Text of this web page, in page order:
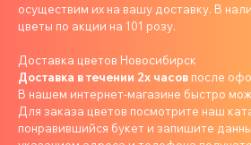
осуществим их на вашу доставку. В
цветы по акции на 101 розу.
Доставка цветов Новосибирск
Доставка в течении 2х часов после
В нашем интернет-магазине быстро
Для заказа цветов посмотрите наш
понравившийся букет и запишите